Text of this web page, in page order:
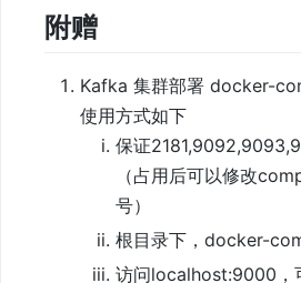
开
Demo
附赠
Kafka 集群部署 docker-
使用方式如下
保证
（占用后可以修改
号）
根目录下，docker-
访问localhost:9000，